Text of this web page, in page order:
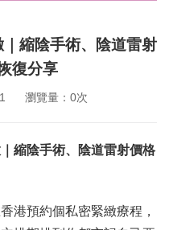
縮陰手術、陰道雷射
復分享
瀏覽量：0次
縮陰手術、陰道雷射價格
港預約個私密緊緻療程，